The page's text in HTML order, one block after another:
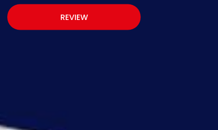
REVIEW
REVIEW
REVIEW